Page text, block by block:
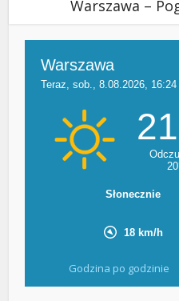
Warszawa –
Godzina po godzinie